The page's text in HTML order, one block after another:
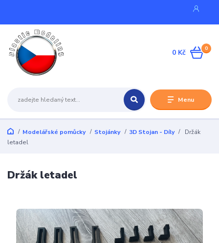
Menu
0
0 Kč
Modelářské pomůcky Stojánky 3D Stojan - Díly
Držák
letadel
Držák letadel